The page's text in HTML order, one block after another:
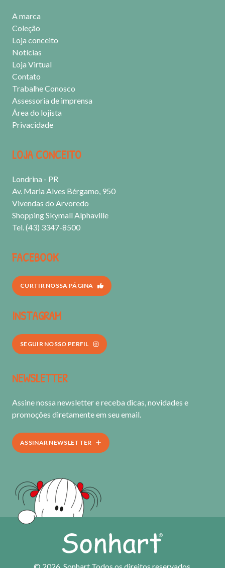
A marca
Coleção
Loja conceito
Notícias
Loja Virtual
Contato
Trabalhe Conosco
Assessoria de imprensa
Área do lojista
Privacidade
LOJA CONCEITO
Londrina - PR
Av. Maria Alves Bérgamo, 950
Vivendas do Arvoredo
Shopping Skymall Alphaville
Tel. (43) 3347-8500
FACEBOOK
CURTIR NOSSA PÁGINA
INSTAGRAM
SEGUIR NOSSO PERFIL
NEWSLETTER
Assine nossa newsletter e receba dicas, novidades e
promoções diretamente em seu e­mail.
ASSINAR NEWSLETTER